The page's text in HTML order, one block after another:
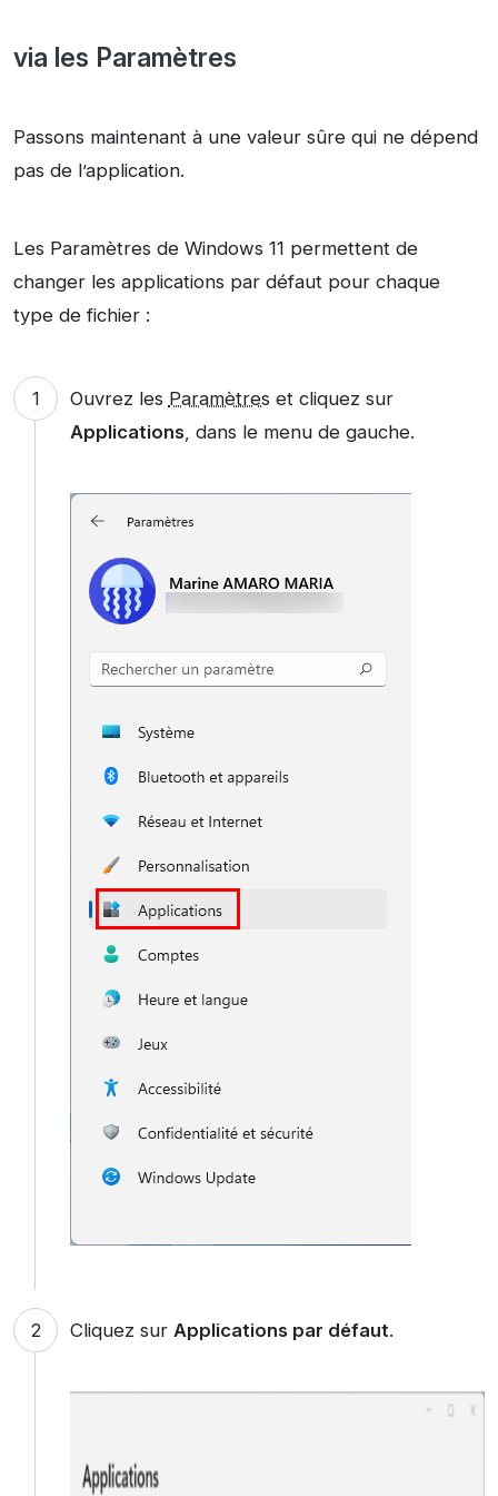
via les Paramètres
Passons maintenant à une valeur sûre qui ne dépend
pas de l’application.
Les Paramètres de Windows 11 permettent de
changer les applications par défaut pour chaque
type de fichier :
Ouvrez les Paramètres et cliquez sur
Applications, dans le menu de gauche.
Cliquez sur Applications par défaut.